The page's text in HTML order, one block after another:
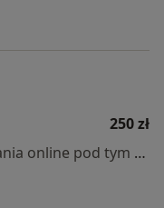
250 zł
Specjalista nie oferuje umawiania online pod tym adresem.